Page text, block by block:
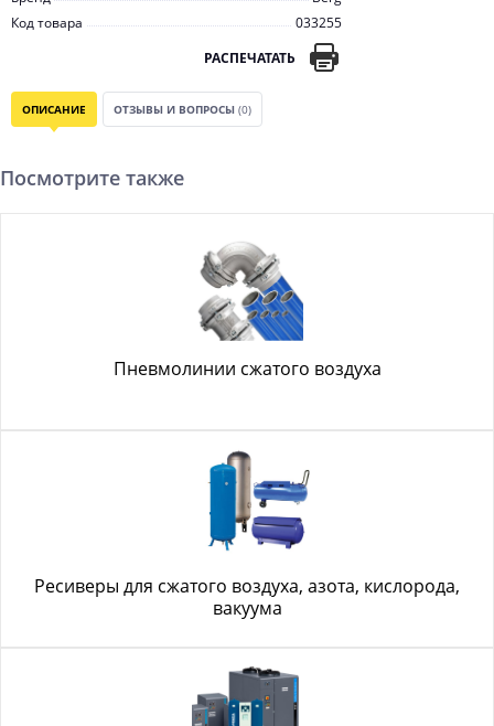
Код товара
033255
РАСПЕЧАТАТЬ
ОПИСАНИЕ ОТЗЫВЫ И ВОПРОСЫ (0)
Посмотрите также
Пневмолинии сжатого воздуха
Ресиверы для сжатого воздуха, азота, кислорода,
вакуума